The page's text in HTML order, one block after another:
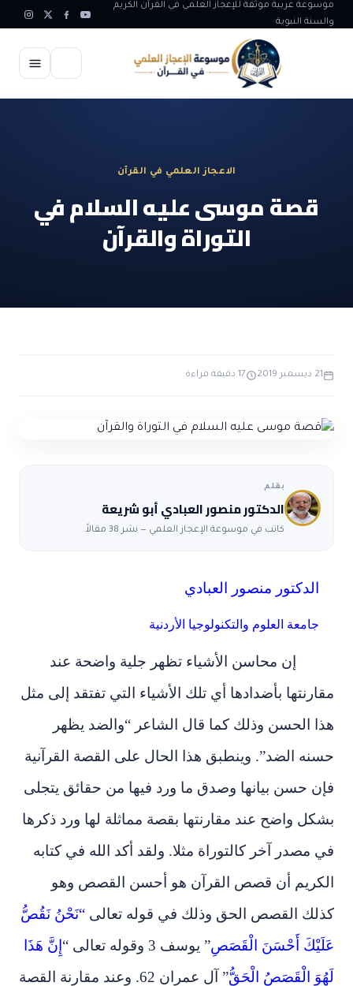
موسوعة عربية موثقة للإعجاز العلمي في القرآن الكريم
والسنة النبوية
الاعجاز الغيبي في القرآن
الاعجاز في علوم الفلك والفضاء
الاعجاز البياني و اللغوي في القرآن
الاعجاز التشريعي في القرآن
حول القراّن
تواصل معنا
الاعجاز العلمي في القرآن
قصة موسى عليه السلام في
التوراة والقرآن
21 ديسمبر 2019 17 دقيقة قراءة
بقلم
الدكتور منصور العبادي أبو شريعة
كاتب في موسوعة الإعجاز العلمي — نشر 38 مقالاً.
الدكتور منصور العبادي
جامعة العلوم والتكنولوجيا الأردنية
إن محاسن الأشياء تظهر جلية واضحة عند
مقارنتها بأضدادها أي تلك الأشياء التي تفتقد إلى مثل
هذا الحسن وذلك كما قال الشاعر “والضد يظهر
حسنه الضد”. وينطبق هذا الحال على القصة القرآنية
فإن حسن بيانها وصدق ما ورد فيها من حقائق يتجلى
بشكل واضح عند مقارنتها بقصة مماثلة لها ورد ذكرها
في مصدر آخر كالتوراة مثلا. ولقد أكد الله في كتابه
الكريم أن قصص القرآن هو أحسن القصص وهو
كذلك القصص الحق وذلك في قوله تعالى “نَحْنُ نَقُصُّ
عَلَيْكَ أَحْسَنَ الْقَصَصِ” يوسف 3 وقوله تعالى “
إِنَّ هَذَا
لَهُوَ الْقَصَصُ الْحَقُّ
” آل عمران 62. وعند مقارنة القصة